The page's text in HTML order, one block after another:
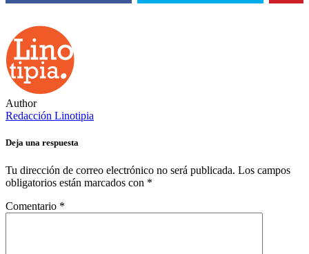
Author
Redacción Linotipia
Deja una respuesta
Tu dirección de correo electrónico no será publicada. Los campos
obligatorios están marcados con *
Comentario *